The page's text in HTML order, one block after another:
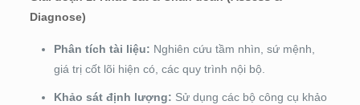
Diagnose)
Phân tích tài liệu: Nghiên cứu tầm nhìn, sứ mệnh,
giá trị cốt lõi hiện có, các quy trình nội bộ.
Khảo sát định lượng: Sử dụng các bộ công cụ khảo